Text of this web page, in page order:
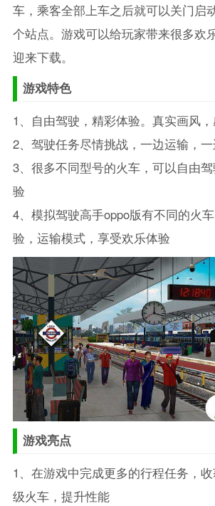
车，乘客全部上车之后就可以关门启
个站点。游戏可以给玩家带来很多欢
迎来下载。
游戏特色
1、自由驾驶，精彩体验。真实画风
2、驾驶任务尽情挑战，一边运输，
3、很多不同型号的火车，可以自由
验
4、模拟驾驶高手oppo版有不同的火
验，运输模式，享受欢乐体验
游戏亮点
1、在游戏中完成更多的行程任务，
级火车，提升性能